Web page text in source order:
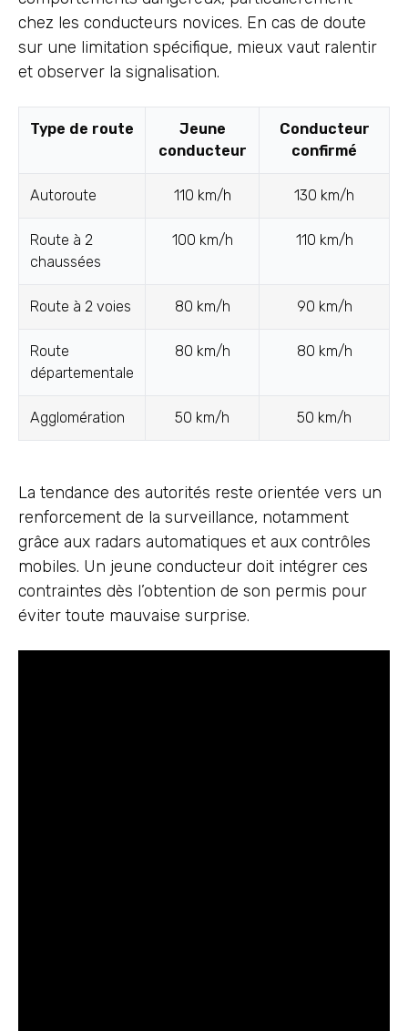
chez les conducteurs novices. En cas de doute
sur une limitation spécifique, mieux vaut ralentir
et observer la signalisation.
Type de route
Jeune
conducteur
Conducteur
confirmé
Autoroute 110 km/h 130 km/h
Route à 2
chaussées
100 km/h 110 km/h
Route à 2 voies 80 km/h 90 km/h
Route
départementale
80 km/h 80 km/h
Agglomération 50 km/h 50 km/h
La tendance des autorités reste orientée vers un
renforcement de la surveillance, notamment
grâce aux radars automatiques et aux contrôles
mobiles. Un jeune conducteur doit intégrer ces
contraintes dès l’obtention de son permis pour
éviter toute mauvaise surprise.